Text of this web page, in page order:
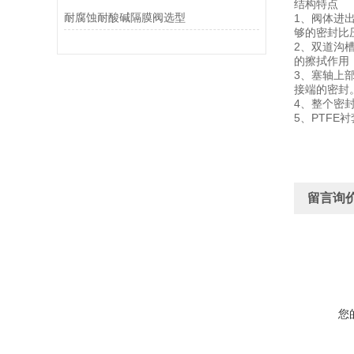
耐腐蚀耐酸碱隔膜阀选型
结构特点
1、阀体进
够的密封比
2、双道沟
的擦拭作用
3、塞轴上
接端的密封
4、整个密
5、PTFE
留言询
您